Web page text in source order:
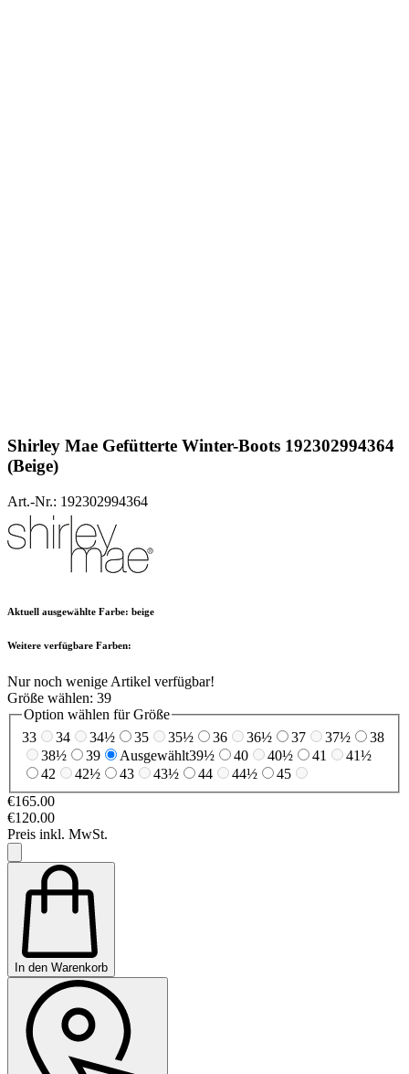
Shirley Mae Gefütterte Winter-Boots 192302994364
(Beige)
Art.-Nr.: 192302994364
Aktuell ausgewählte Farbe: beige
Weitere verfügbare Farben:
Nur noch wenige Artikel verfügbar!
Größe wählen: 39
Option wählen für Größe
33
34 34½ 35 35½ 36 36½ 37 37½
38
38½
39 Ausgewählt39½ 40 40½ 41
41½
42
42½ 43 43½ 44 44½
45
€165.00
€120.00
Preis inkl. MwSt.
In den Warenkorb